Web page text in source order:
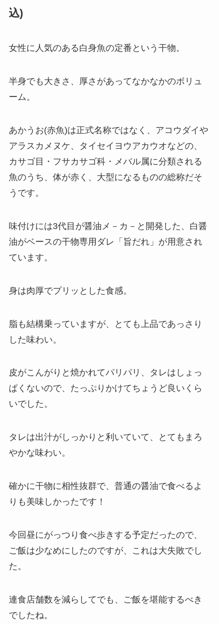
込)
女性に人気のある白身魚の定番という干物。
半身でも大きさ、厚さがあってなかなかのボリュ
ーム。
あかうお(赤魚)は正式名称ではなく、アコウダイや
アラスカメヌケ、タイセイヨウアカウオなどの、
カサゴ目・フサカサゴ科・メバル属に分類される
魚のうち、体が赤く、大型になるものの総称だそ
うです。
味付けには3代目が醤油メ－カ－と開発した、白醤
油がベースの干物専用ダレ「旨だれ」が用意され
ています。
身は肉厚でプリッとした食感。
脂も結構乗っていますが、とても上品であっさり
した味わい。
皮がこんがりと焼かれてパリパリ、タレはしょっ
ぱくないので、たっぷりかけてちょうど良いくら
いでした。
タレは出汁がしっかりと利いていて、とてもまろ
やかな味わい。
確かに干物に相性抜群で、普通の醤油で食べるよ
りも美味しかったです！
今回昼にがっつり食べ歩きする予定だったので、
ご飯は少なめにしたのですが、これは大失敗でし
た。
連食店舗数を減らしてでも、ご飯を堪能するべき
でしたね。